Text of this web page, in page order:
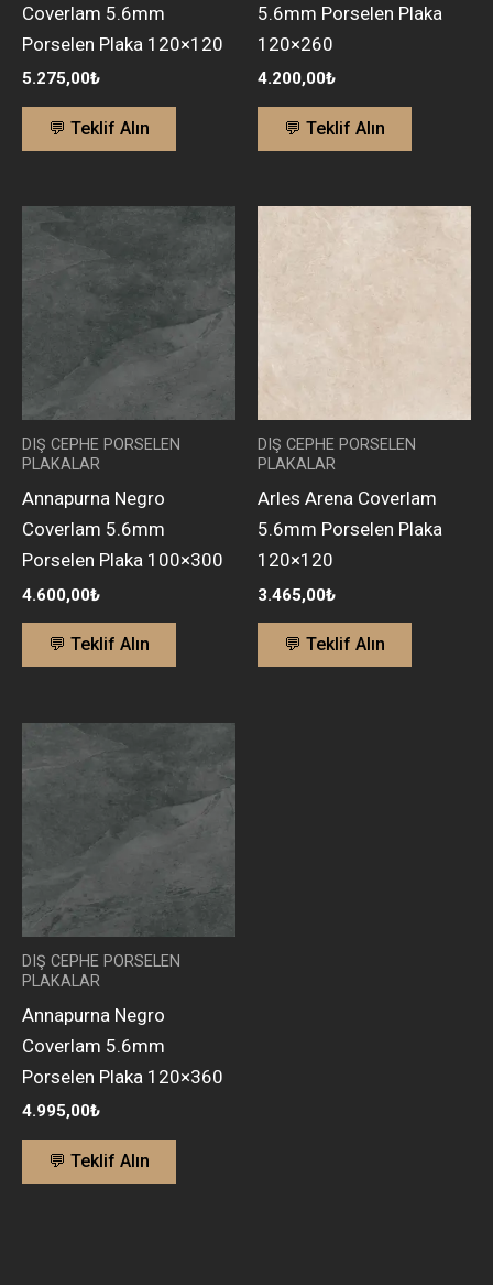
Coverlam 5.6mm
Porselen Plaka 120×120
5.275,00₺
💬 Teklif Alın
5.6mm Porselen Plaka
120×260
4.200,00₺
💬 Teklif Alın
DIŞ CEPHE PORSELEN
PLAKALAR
Annapurna Negro
Coverlam 5.6mm
Porselen Plaka 100×300
4.600,00₺
💬 Teklif Alın
DIŞ CEPHE PORSELEN
PLAKALAR
Arles Arena Coverlam
5.6mm Porselen Plaka
120×120
3.465,00₺
💬 Teklif Alın
DIŞ CEPHE PORSELEN
PLAKALAR
Annapurna Negro
Coverlam 5.6mm
Porselen Plaka 120×360
4.995,00₺
💬 Teklif Alın